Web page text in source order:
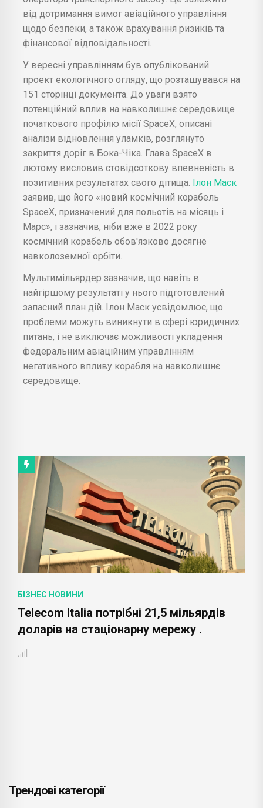
від дотримання вимог авіаційного управління
щодо безпеки, а також врахування ризиків та
фінансової відповідальності.
У вересні управлінням був опублікований
проект екологічного огляду, що розташувався на
151 сторінці документа. До уваги взято
потенційний вплив на навколишнє середовище
початкового профілю місії SpaceX, описані
аналізи відновлення уламків, розглянуто
закриття доріг в Бока-Чіка. Глава SpaceX в
лютому висловив стовідсоткову впевненість в
позитивних результатах свого дітища. Ілон Маск
заявив, що його «новий космічний корабель
SpaceX, призначений для польотів на місяць і
Марс», і зазначив, ніби вже в 2022 року
космічний корабель обов'язково досягне
навколоземної орбіти.
Мультимільярдер зазначив, що навіть в
найгіршому результаті у нього підготовлений
запасний план дій. Ілон Маск усвідомлює, що
проблеми можуть виникнути в сфері юридичних
питань, і не виключає можливості укладення
федеральним авіаційним управлінням
негативного впливу корабля на навколишнє
середовище.
БІЗНЕС НОВИНИ
Telecom Italia потрібні 21,5 мільярдів
доларів на стаціонарну мережу .
Трендові категорії